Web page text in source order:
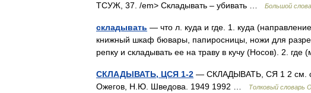
ТСУЖ, 37. /em> Складывать – убивать …
Большой
складывать — что л. куда и где. 1. куда
книжный шкаф бювары, папиросницы, ножи для
репку и складывать ее на траву в кучу (Носов). 2.
СКЛАДЫВАТЬ, ЦСЯ 1-2 — СКЛАДЫВАТЬ, СЯ 1 2 см.
Ожегов, Н.Ю. Шведова. 1949 1992 …
Толковый словарь